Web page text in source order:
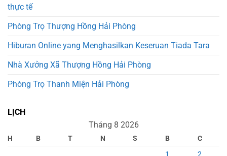
thực tế
Phòng Trọ Thượng Hồng Hải Phòng
Hiburan Online yang Menghasilkan Keseruan Tiada Tara
Nhà Xưởng Xã Thượng Hồng Hải Phòng
Phòng Trọ Thanh Miện Hải Phòng
LỊCH
Tháng 8 2026
H B T N S B
C
1
2